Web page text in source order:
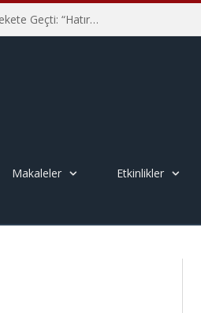
Hiroşima’nın 81. Yılında İtalyan Savaş Karşıtları Harekete Geçti: “Hatırlamak yeterli değil”
Makaleler Etkinlikler